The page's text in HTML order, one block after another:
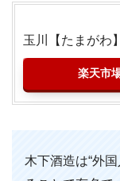
玉川【たまがわ
楽天市
木下酒造は“外